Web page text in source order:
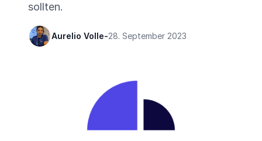
sollten.
Aurelio Volle-28. September 2023